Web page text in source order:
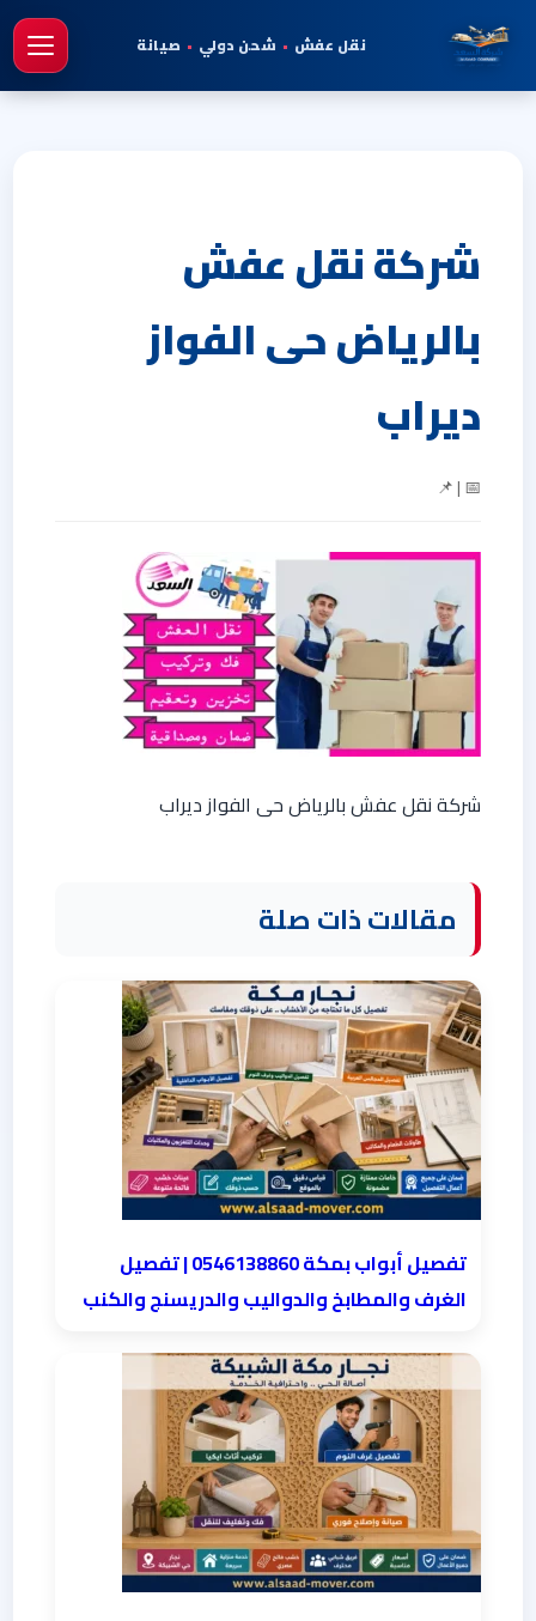
نقل عفش • شحن دولي • صيانة
شركة نقل عفش
بالرياض حى الفواز
ديراب
📅 | 📌
شركة نقل عفش بالرياض حى الفواز ديراب
مقالات ذات صلة
تفصيل أبواب بمكة 0546138860 | تفصيل
الغرف والمطابخ والدواليب والدريسنج والكنب